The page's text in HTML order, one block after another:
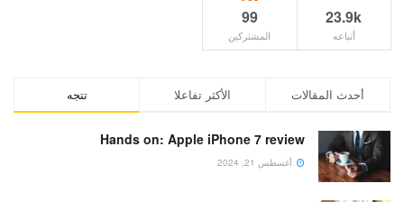
23.9k
أتباعه
99
المشتركين
تتجه الأكثر تفاعلا أحدث المقالات
Hands on: Apple iPhone 7 review
أغسطس 21, 2024